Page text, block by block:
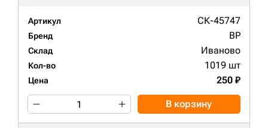
Артикул СК-45747
Бренд BP
Склад Иваново
Кол-во 1019 шт
Цена 250 ₽
В корзину